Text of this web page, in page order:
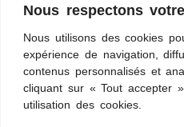
Nous respectons
Nous utilisons des cookies
expérience de navigation,
contenus personnalisés et
cliquant sur « Tout accepter
utilisation des cookies.
Inscriptions et fixations
Protection au travail
Sélection des appareils
Conditions d’utilisation